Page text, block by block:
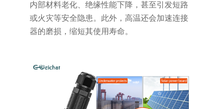
内部材料老化、绝缘性能下降，甚至引发短路
或火灾等安全隐患。此外，高温还会加速连接
器的磨损，缩短其使用寿命。